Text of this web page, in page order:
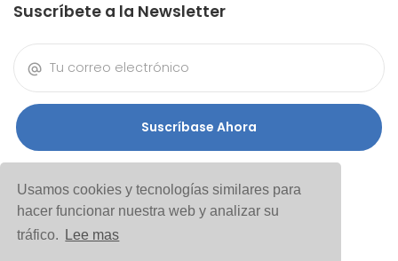
Usamos cookies y tecnologías similares para
hacer funcionar nuestra web y analizar su
tráfico.
Lee mas
Suscríbete a la Newsletter
Suscríbase Ahora